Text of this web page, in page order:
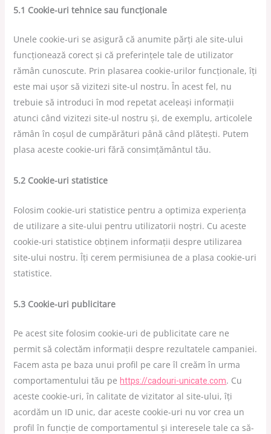
5.1 Cookie-uri tehnice sau funcționale
Unele cookie-uri se asigură că anumite părți ale site-ului
funcționează corect și că preferințele tale de utilizator
rămân cunoscute. Prin plasarea cookie-urilor funcționale, îți
este mai ușor să vizitezi site-ul nostru. În acest fel, nu
trebuie să introduci în mod repetat aceleași informații
atunci când vizitezi site-ul nostru și, de exemplu, articolele
rămân în coșul de cumpărături până când plătești. Putem
plasa aceste cookie-uri fără consimțământul tău.
5.2 Cookie-uri statistice
Folosim cookie-uri statistice pentru a optimiza experiența
de utilizare a site-ului pentru utilizatorii noștri. Cu aceste
cookie-uri statistice obținem informații despre utilizarea
site-ului nostru. Îți cerem permisiunea de a plasa cookie-uri
statistice.
5.3 Cookie-uri publicitare
Pe acest site folosim cookie-uri de publicitate care ne
permit să colectăm informații despre rezultatele campaniei.
Facem asta pe baza unui profil pe care îl creăm în urma
comportamentului tău pehttps://cadouri-unicate.com. Cu
aceste cookie-uri, în calitate de vizitator al site-ului, îți
acordăm un ID unic, dar aceste cookie-uri nu vor crea un
profil în funcție de comportamentul și interesele tale ca să-